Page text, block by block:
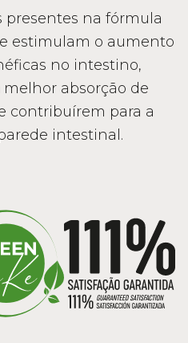
na fórmula
estimulam o aumento
no intestino,
absorção de
contribuírem para a
intestinal.